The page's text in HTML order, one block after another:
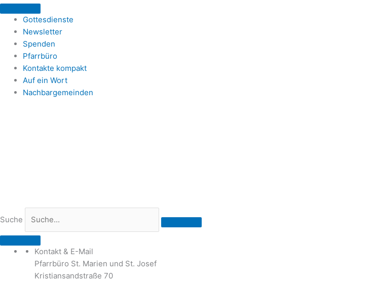
Zum
Inhalt
springen
Gottesdienste
Newsletter
Spenden
Pfarrbüro
Kontakte kompakt
Auf ein Wort
Nachbargemeinden
Suche
Kontakt & E-Mail
Pfarrbüro St. Marien und St. Josef
Kristiansandstraße 70